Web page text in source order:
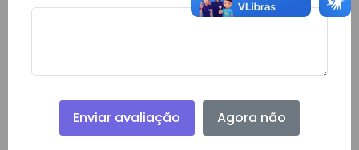
Download do Arquivo
Enviar avaliação Agora não